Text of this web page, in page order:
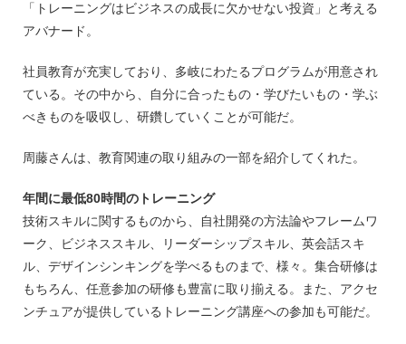
「トレーニングはビジネスの成長に欠かせない投資」と考える
アバナード。
社員教育が充実しており、多岐にわたるプログラムが用意され
ている。その中から、自分に合ったもの・学びたいもの・学ぶ
べきものを吸収し、研鑽していくことが可能だ。
周藤さんは、教育関連の取り組みの一部を紹介してくれた。
年間に最低80時間のトレーニング
技術スキルに関するものから、自社開発の方法論やフレームワ
ーク、ビジネススキル、リーダーシップスキル、英会話スキ
ル、デザインシンキングを学べるものまで、様々。集合研修は
もちろん、任意参加の研修も豊富に取り揃える。また、アクセ
ンチュアが提供しているトレーニング講座への参加も可能だ。